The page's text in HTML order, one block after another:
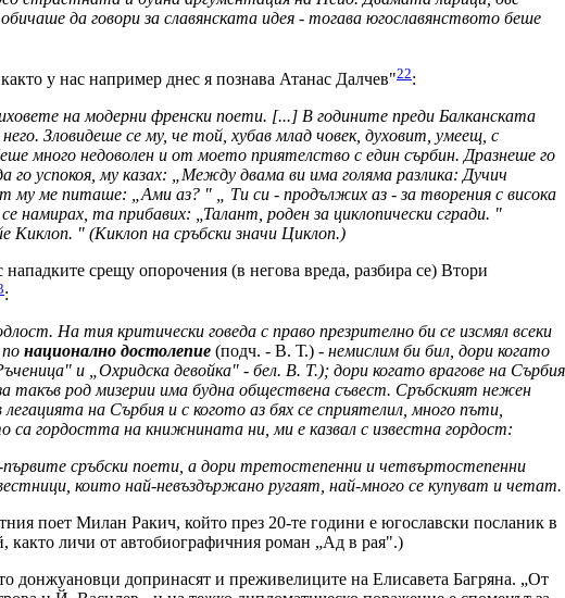
да говори за славянската идея - тогава югославянството беше
у нас например днес я познава Атанас Далчев"22:
на модерни френски поети. [...] В годините преди Балканската
Зловидеше се му, че той, хубав млад човек, духовит, умеещ, с
много недоволен и от моето приятелство с един сърбин. Дразнеше го
успокоя, му казах: „Между двама ви има голяма разлика: Дучич
му ме питаше: „Ами аз? " „ Ти си - продължих аз - за творения с висока
намирах, та прибавих: „Талант, роден за циклопически сгради. "
" (Киклоп на сръбски значи Циклоп.)
срещу опорочения (в негова вреда, разбира се) Втори
:
На тия критически говеда с право презрително би се изсмял всеки
национално достолепие (подч. - В. Т.) - немислим би бил, дори когато
и „Охридска девойка" - бел. В. Т.); дори когато врагове на Сърбия
такъв род мизерии има будна обществена съвест. Сръбският нежен
на Сърбия и с когото аз бях се сприятелил, много пъти,
са гордостта на книжнината ни, ми е казвал с известна гордост:
сръбски поети, а дори третостепенни и четвъртостепенни
които най-невъздържано ругаят, най-много се купуват и четат.
поет Милан Ракич, който през 20-те години е югославски посланик в
личи от автобиографичния роман „Ад в рая".)
донжуановци допринасят и преживелиците на Елисавета Багряна. „От